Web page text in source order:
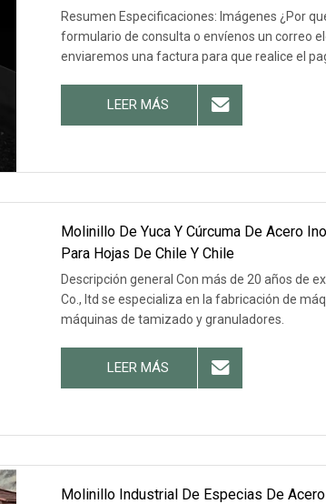
Resumen Especificaciones: Imágenes ¿Por
formulario de consulta o envíenos un correo
enviaremos una factura para que realice el
LEER MÁS
Molinillo De Yuca Y Cúrcuma De Acero
Para Hojas De Chile Y Chile
Descripción general Con más de 20 años de
Co., ltd se especializa en la fabricación de
máquinas de tamizado y granuladores.
LEER MÁS
Molinillo Industrial De Especias De